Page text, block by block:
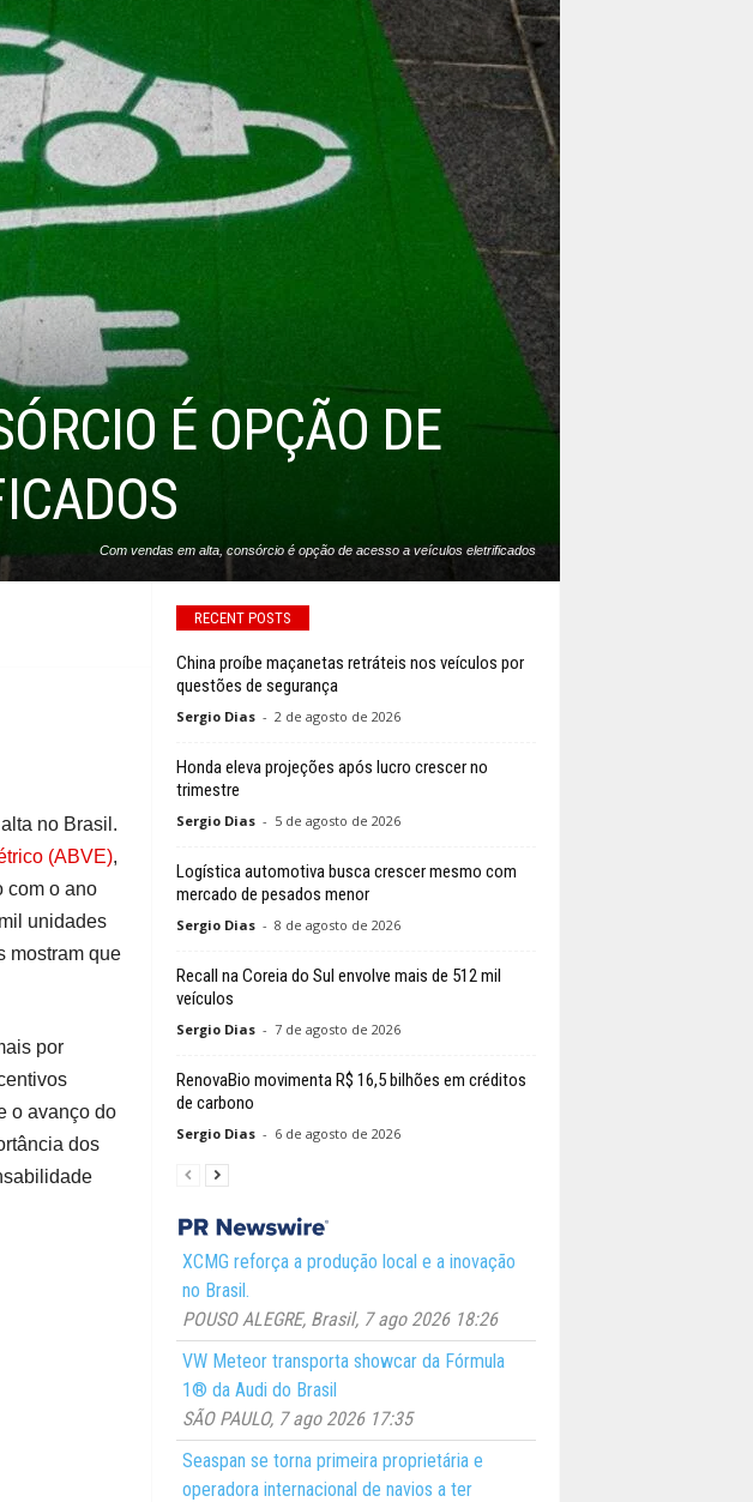
Com vendas em alta, consórcio é opção de acesso a veículos eletrificados
É OPÇÃO DE
no Brasil.
(ABVE),
com o ano
unidades
mostram que
por
o avanço do
dos
RECENT POSTS
China proíbe maçanetas retráteis nos veículos por
questões de segurança
Sergio Dias - 2 de agosto de 2026
Honda eleva projeções após lucro crescer no
trimestre
Sergio Dias - 5 de agosto de 2026
Logística automotiva busca crescer mesmo com
mercado de pesados menor
Sergio Dias - 8 de agosto de 2026
Recall na Coreia do Sul envolve mais de 512 mil
veículos
Sergio Dias - 7 de agosto de 2026
RenovaBio movimenta R$ 16,5 bilhões em créditos
de carbono
Sergio Dias - 6 de agosto de 2026
XCMG reforça a produção local e a inovação
no Brasil.
POUSO ALEGRE, Brasil, 7 ago 2026 18:26
VW Meteor transporta showcar da Fórmula
1® da Audi do Brasil
SÃO PAULO, 7 ago 2026 17:35
Seaspan se torna primeira proprietária e
operadora internacional de navios a ter